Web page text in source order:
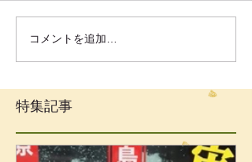
コメントを追加…
特集記事